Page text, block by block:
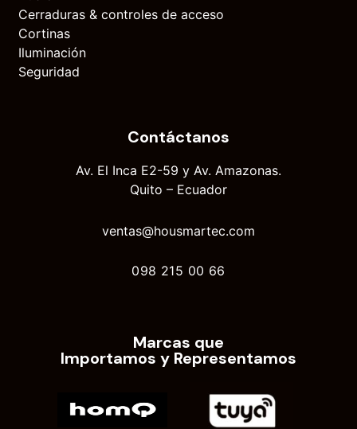
Cerraduras & controles de acceso
Cortinas
Iluminación
Seguridad
Contáctanos
Av. El Inca E2-59 y Av. Amazonas.
Quito – Ecuador
ventas@housmartec.com
098 215 00 66
Marcas que
Importamos y Representamos